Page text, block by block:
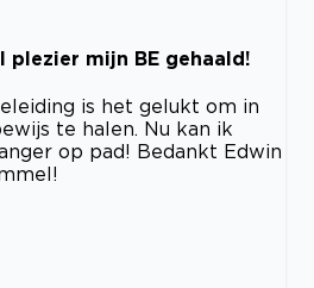
plezier mijn BE gehaald!
is het gelukt om in
te halen. Nu kan ik
op pad! Bedankt Edwin